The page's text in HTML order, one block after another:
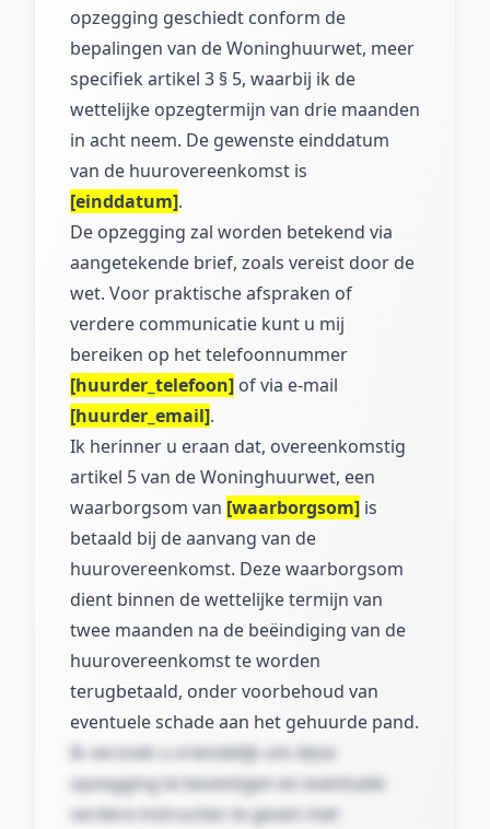
opzegging geschiedt conform de
bepalingen van de Woninghuurwet, meer
specifiek artikel 3 § 5, waarbij ik de
wettelijke opzegtermijn van drie maanden
in acht neem. De gewenste einddatum
van de huurovereenkomst is
[einddatum].
De opzegging zal worden betekend via
aangetekende brief, zoals vereist door de
wet. Voor praktische afspraken of
verdere communicatie kunt u mij
bereiken op het telefoonnummer
[huurder_telefoon] of via e-mail
[huurder_email].
Ik herinner u eraan dat, overeenkomstig
artikel 5 van de Woninghuurwet, een
waarborgsom van [waarborgsom] is
betaald bij de aanvang van de
huurovereenkomst. Deze waarborgsom
dient binnen de wettelijke termijn van
twee maanden na de beëindiging van de
huurovereenkomst te worden
terugbetaald, onder voorbehoud van
eventuele schade aan het gehuurde pand.
Ik verzoek u vriendelijk om deze
opzegging te bevestigen en eventuele
verdere instructies te geven met